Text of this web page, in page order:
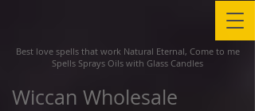
Best love spells that work Natural Eternal, Come to me
Spells Sprays Oils with Glass Candles
Wiccan Wholesale